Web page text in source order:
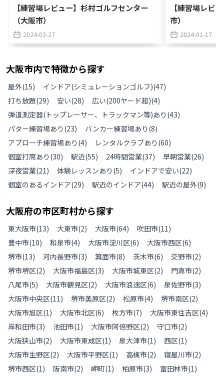
【練習場レビュー】杉村ゴルフセンター
（大阪市）
2024-03-27
【練習場レビ
市）
2024-01-17
大阪市内で特徴から探す
屋外(15) インドア(シミュレーションゴルフ)(47)
打ち放題(29) 安い(28) 広い(200ヤード超)(4)
弾道測定器(トップレーサー、トラックマン等)あり (43)
パター練習場あり (23) バンカー練習場あり (8)
アプローチ練習場あり (4) レンタルクラブあり (60)
個室打席あり (30) 駅近(55) 24時間営業(37) 早朝営業(26)
深夜営業(21) 体験レッスンあり (5) インドアで安い(22)
個室のあるインドア(29) 駅近のインドア(44) 駅近の屋外(9)
大阪府の市区町村から探す
東大阪市(13) 大東市(2) 大阪市(64) 吹田市(11)
豊中市(10) 和泉市(4) 大阪市淀川区(6) 大阪市西区(6)
堺市(13) 河内長野市(3) 箕面市(8) 茨木市(6) 交野市(2)
堺市堺区(2) 大阪市福島区(3) 大阪市城東区(2) 門真市(2)
八尾市(5) 大阪市鶴見区(2) 大阪市浪速区(6) 泉佐野市(3)
大阪市中央区(11) 堺市美原区(2) 松原市(4) 堺市南区(2)
大阪市旭区(1) 大阪市北区(6) 枚方市(7) 大阪市東住吉区(4)
岸和田市(3) 池田市(1) 大阪市阿倍野区(2) 守口市(2)
大阪狭山市(2) 大阪市東成区(1) 泉大津市(1) 西区(1)
大阪市生野区(2) 大阪市平野区(1) 高槻市(2) 寝屋川市(2)
堺市西区(1) 阪南市(2) 岬町(1) 柏原市(3) 富田林市(1)